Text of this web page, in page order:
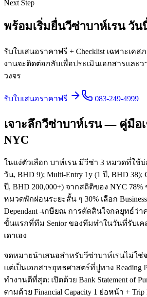
Next Step
พร้อมเริ่มยื่นวีซ่าบาห์เรน วัน
รับใบเสนอราคาฟรี + Checklist เฉพาะเคส
งานจะติดต่อกลับเพื่อประเมินเอกสารและ
วงจร
รับใบเสนอราคาฟรี 083-249-4999
เจาะลึกวีซ่าบาห์เรน — คู่มือ
NYC
ในแง่ตัวเลือก บาห์เรน มีวีซ่า 3 หมวดที่ใช้บ่อ
วัน, BHD 9); Multi-Entry 1y (1 ปี, BHD 38);
ปี, BHD 200,000+) จากสถิติของ NYC 78%
หมวดพักผ่อนระยะสั้น ๆ 30% เลือก
Dependant -เกษียณ การตัดสินใจกลยุทธ์ว่
ขั้นแรกที่ทีม Senior ของทีมทำในวันที่รับเค
เดาเอง
จดหมายนำเสนอสำหรับวีซ่าบาห์เรนไม่ใช่
แต่เป็นเอกสารยุทธศาสตร์ที่ปูทาง Reading
ทำงานดีที่สุด: เปิดด้วย Bank Statement of
ตามด้วย Financial Capacity 1 ย่อหน้า +